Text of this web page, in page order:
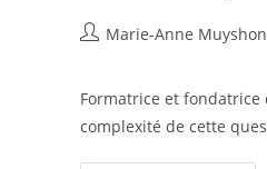
Marie-Anne
Formatrice et fondatrice
complexité de cette